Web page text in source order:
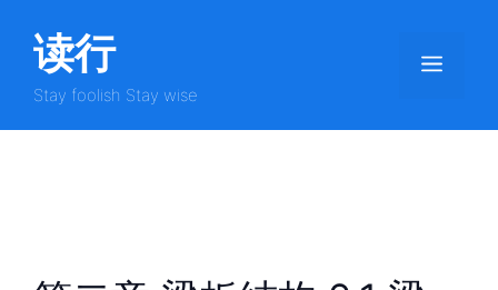
读行
Stay foolish Stay wise
菜
单